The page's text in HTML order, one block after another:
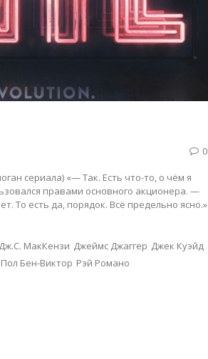
0
сериала) «— Так. Есть что-то, о чём я
правами основного акционера. —
То есть да, порядок. Всё предельно ясно.»
Дж.С. МакКензи Джеймс Джаггер Джек Куэйд
Пол Бен-Виктор Рэй Романо